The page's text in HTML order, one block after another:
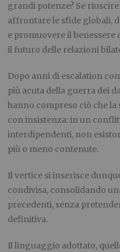
grandi potenze? Se
affrontare le sfide globali,
e promuovere il
il futuro delle relazioni
Dopo anni di escalation
più acuta della guerra dei
hanno compreso ciò che
con insistenza: in un
interdipendenti, non
più o meno contenute.
Il vertice si inserisce
condivisa, consolidando
precedenti, senza
definitiva.
Il linguaggio adottato,